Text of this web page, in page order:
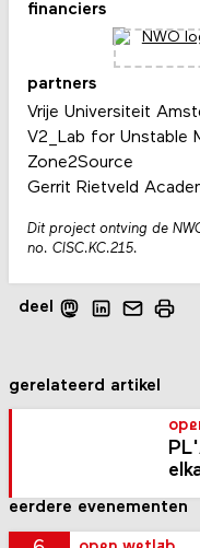
deel
financiers
partners
Vrije Universiteit
V2_Lab for Unstable
Zone2Source
Gerrit Rietveld
Dit project ontving de
no. CISC.KC.215.
gerelateerd artikel
eerdere evenementen